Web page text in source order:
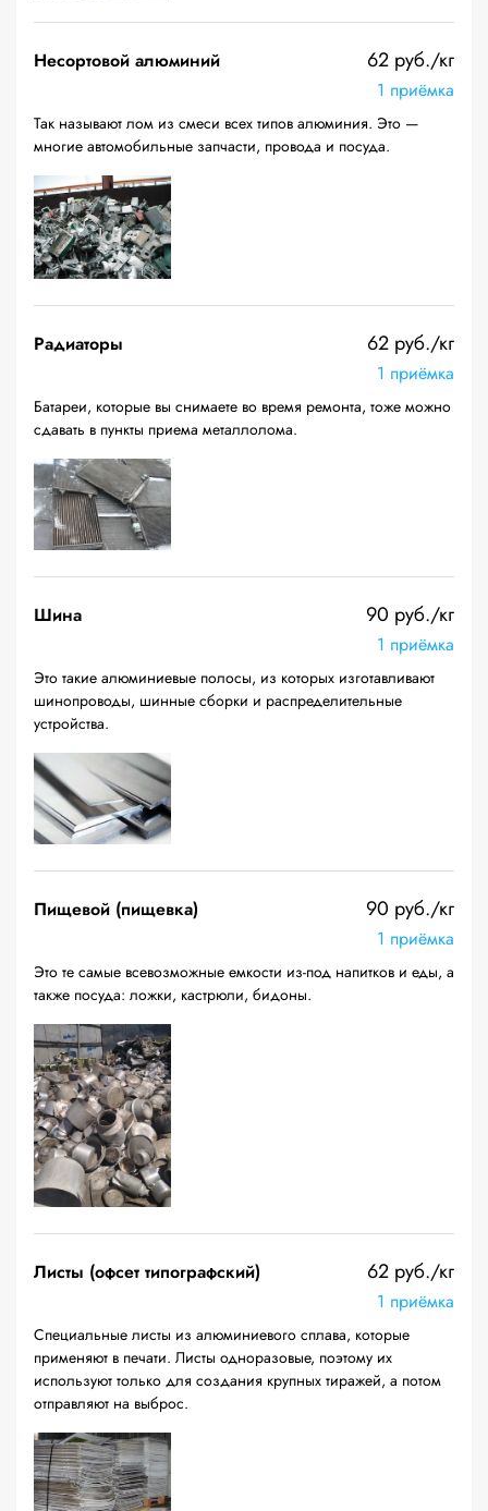
Несортовой алюминий 62 руб./кг
1 приёмка
Так называют лом из смеси всех типов алюминия. Это —
многие автомобильные запчасти, провода и посуда.
Радиаторы 62 руб./кг
1 приёмка
Батареи, которые вы снимаете во время ремонта, тоже можно
сдавать в пункты приема металлолома.
Шина 90 руб./кг
1 приёмка
Это такие алюминиевые полосы, из которых изготавливают
шинопроводы, шинные сборки и распределительные
устройства.
Пищевой (пищевка) 90 руб./кг
1 приёмка
Это те самые всевозможные емкости из-под напитков и еды, а
также посуда: ложки, кастрюли, бидоны.
Листы (офсет типографский) 62 руб./кг
1 приёмка
Специальные листы из алюминиевого сплава, которые
применяют в печати. Листы одноразовые, поэтому их
используют только для создания крупных тиражей, а потом
отправляют на выброс.